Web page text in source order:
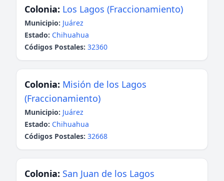
Colonia: Los Lagos (Fraccionamiento)
Municipio: Juárez
Estado: Chihuahua
Códigos Postales: 32360
Colonia: Misión de los Lagos
(Fraccionamiento)
Municipio: Juárez
Estado: Chihuahua
Códigos Postales: 32668
Colonia: San Juan de los Lagos